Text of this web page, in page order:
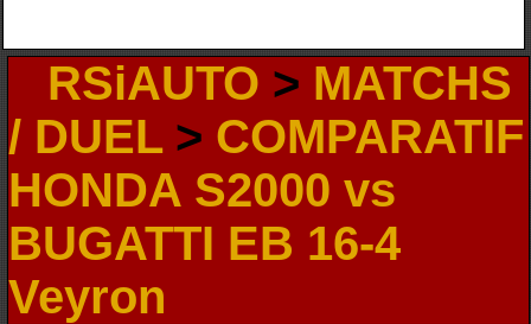
RSiAUTO > MATCHS
/ DUEL> COMPARATIF
HONDA S2000 vs
BUGATTI EB 16-4
Veyron